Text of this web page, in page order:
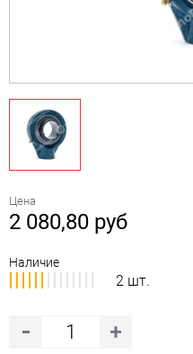
Цена
2 080,80 руб
Наличие
2 шт.